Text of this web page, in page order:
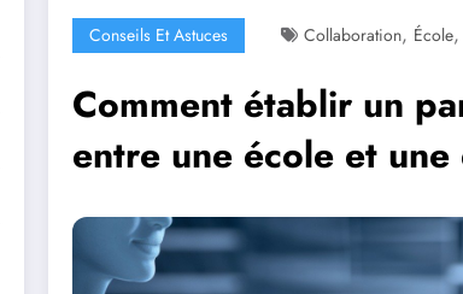
Conseils Et Astuces Collaboration, École,
Comment établir un
entre une école et